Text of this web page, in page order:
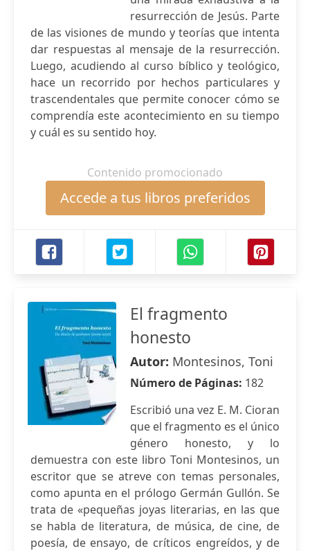
resurrección de Jesús. Parte
de las visiones de mundo y teorías que intenta
dar respuestas al mensaje de la resurrección.
Luego, acudiendo al curso bíblico y teológico,
hace un recorrido por hechos particulares y
trascendentales que permite conocer cómo se
comprendía este acontecimiento en su tiempo
y cuál es su sentido hoy.
Contenido promocionado
Accede a tus libros preferidos
El fragmento
honesto
Autor: Montesinos, Toni
Número de Páginas: 182
Escribió una vez E. M. Cioran
que el fragmento es el único
género honesto, y lo
demuestra con este libro Toni Montesinos, un
escritor que se atreve con temas personales,
como apunta en el prólogo Germán Gullón. Se
trata de «pequeñas joyas literarias, en las que
se habla de literatura, de música, de cine, de
poesía, de ensayo, de críticos engreídos, y de